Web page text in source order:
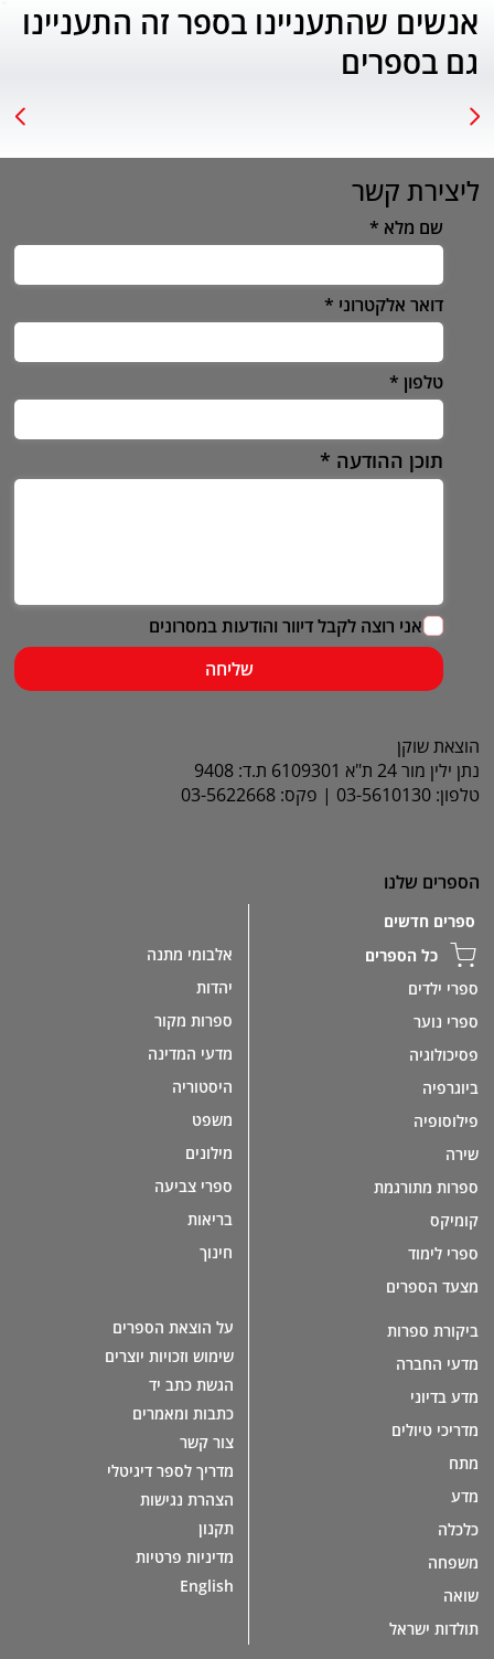
אנשים שהתעניינו בספר זה התעניינו
גם בספרים
ליצירת קשר
שם מלא
דואר אלקטרוני
טלפון
תוכן ההודעה
אני רוצה לקבל דיוור והודעות במסרונים
שליחה
הוצאת שוקן
נתן ילין מור 24 ת"א 6109301 ת.ד: 9408
טלפון: 03-5610130 | פקס: 03-5622668
הספרים שלנו
ספרים חדשים
כל הספרים
ספרי ילדים
ספרי נוער
פסיכולוגיה
ביוגרפיה
פילוסופיה
שירה
ספרות מתורגמת
קומיקס
ספרי לימוד
מצעד הספרים
ביקורת ספרות
מדעי החברה
מדע בדיוני
מדריכי טיולים
מתח
מדע
כלכלה
משפחה
שואה
תולדות ישראל
אלבומי מתנה
יהדות
ספרות מקור
מדעי המדינה
היסטוריה
משפט
מילונים
ספרי צביעה
בריאות
חינוך
על הוצאת הספרים
שימוש וזכויות יוצרים
הגשת כתב יד
כתבות ומאמרים
צור קשר
מדריך לספר דיגיטלי
הצהרת נגישות
תקנון
מדיניות פרטיות
English